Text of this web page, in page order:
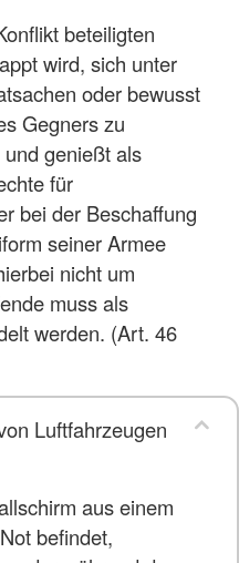
beteiligten
wird, sich unter
oder bewusst
Gegners zu
genießt als
für
bei der Beschaffung
seiner Armee
nicht um
muss als
werden. (Art. 46
Luftfahrzeugen
aus einem
befindet,